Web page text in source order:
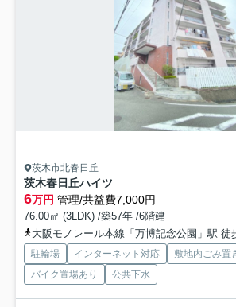
茨木市北春日丘
茨木春日丘ハイツ
6万円 管理/共益費7,000円
76.00㎡ (3LDK) /築57年 /6階建
大阪モノレール本線「万博記念公園」駅 徒
駐輪場 インターネット対応
敷地内ごみ置
バイク置場あり
公共下水